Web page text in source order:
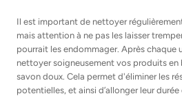
Il est important de nettoyer
mais attention à ne pas les laisser
pourrait les endommager. Après chaque
nettoyer soigneusement vos produits en
savon doux. Cela permet d'éliminer les
potentielles, et ainsi d’allonger leur